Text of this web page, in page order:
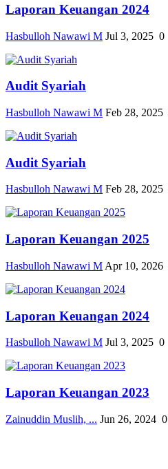
Laporan Keuangan 2024
Hasbulloh Nawawi M Jul 3, 2025 0
Audit Syariah
Hasbulloh Nawawi M Feb 28, 2025
Audit Syariah
Hasbulloh Nawawi M Feb 28, 2025
Laporan Keuangan 2025
Hasbulloh Nawawi M Apr 10, 2026
Laporan Keuangan 2024
Hasbulloh Nawawi M Jul 3, 2025 0
Laporan Keuangan 2023
Zainuddin Muslih, ... Jun 26, 2024 0